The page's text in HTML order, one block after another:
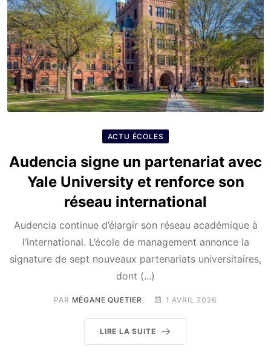
ACTU ÉCOLES
Audencia signe un partenariat avec
Yale University et renforce son
réseau international
Audencia continue d’élargir son réseau académique à
l’international. L’école de management annonce la
signature de sept nouveaux partenariats universitaires,
dont (...)
PAR MÉGANE QUETIER 1 AVRIL 2026
LIRE LA SUITE